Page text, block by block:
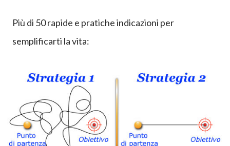
Più di 50 rapide e pratiche indicazioni per
semplificarti la vita: